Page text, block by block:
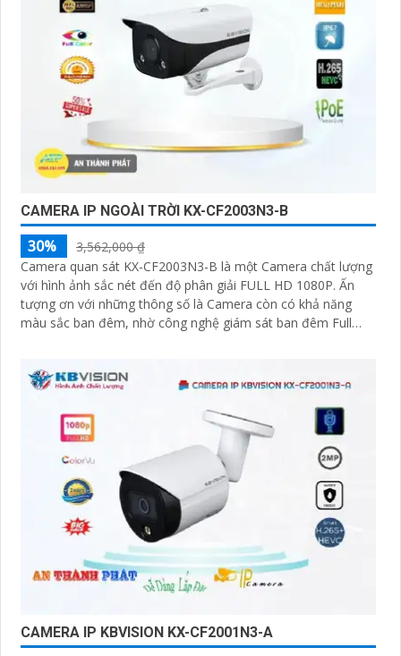
CAMERA IP NGOÀI TRỜI KX-CF2003N3-B
30%
3,562,000 ₫
Camera quan sát KX-CF2003N3-B là một Camera chất lượng
với hình ảnh sắc nét đến độ phân giải FULL HD 1080P. Ấn
tượng ơn với những thông số là Camera còn có khả năng
màu sắc ban đêm, nhờ công nghệ giám sát ban đêm Full
CAMERA IP KBVISION KX-CF2001N3-A